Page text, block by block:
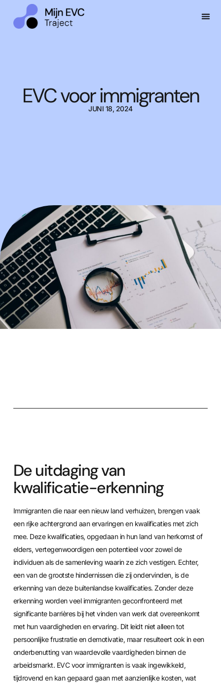
EVC voor immigranten
JUNI 18, 2024
De uitdaging van
kwalificatie-erkenning
Immigranten die naar een nieuw land verhuizen, brengen vaak
een rijke achtergrond aan ervaringen en kwalificaties met zich
mee. Deze kwalificaties, opgedaan in hun land van herkomst of
elders, vertegenwoordigen een potentieel voor zowel de
individuen als de samenleving waarin ze zich vestigen. Echter,
een van de grootste hindernissen die zij ondervinden, is de
erkenning van deze buitenlandse kwalificaties. Zonder deze
erkenning worden veel immigranten geconfronteerd met
significante barrières bij het vinden van werk dat overeenkomt
met hun vaardigheden en ervaring. Dit leidt niet alleen tot
persoonlijke frustratie en demotivatie, maar resulteert ook in een
onderbenutting van waardevolle vaardigheden binnen de
arbeidsmarkt. EVC voor immigranten is vaak ingewikkeld,
tijdrovend en kan gepaard gaan met aanzienlijke kosten, wat